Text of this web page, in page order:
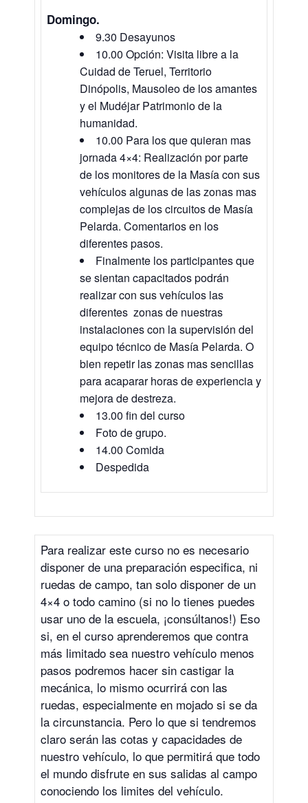
Domingo.
9.30 Desayunos
10.00 Opción: Visita libre a la
Cuidad de Teruel, Territorio
Dinópolis, Mausoleo de los amantes
y el Mudéjar Patrimonio de la
humanidad.
10.00 Para los que quieran mas
jornada 4×4: Realización por parte
de los monitores de la Masía con sus
vehículos algunas de las zonas mas
complejas de los circuitos de Masía
Pelarda. Comentarios en los
diferentes pasos.
Finalmente los participantes que
se sientan capacitados podrán
realizar con sus vehículos las
diferentes zonas de nuestras
instalaciones con la supervisión del
equipo técnico de Masía Pelarda. O
bien repetir las zonas mas sencillas
para acaparar horas de experiencia y
mejora de destreza.
13.00 fin del curso
Foto de grupo.
14.00 Comida
Despedida
Para realizar este curso no es necesario
disponer de una preparación especifica, ni
ruedas de campo, tan solo disponer de un
4×4 o todo camino (si no lo tienes puedes
usar uno de la escuela, ¡consúltanos!) Eso
si, en el curso aprenderemos que contra
más limitado sea nuestro vehículo menos
pasos podremos hacer sin castigar la
mecánica, lo mismo ocurrirá con las
ruedas, especialmente en mojado si se da
la circunstancia. Pero lo que si tendremos
claro serán las cotas y capacidades de
nuestro vehículo, lo que permitirá que todo
el mundo disfrute en sus salidas al campo
conociendo los limites del vehículo.